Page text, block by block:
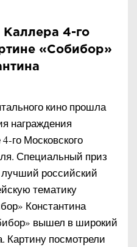
Каллера 4-го
«Собибор»
кино прошла
награждения
го Московского
Специальный приз
российский
тематику
Константина
вышел в широкий
Картину посмотрели